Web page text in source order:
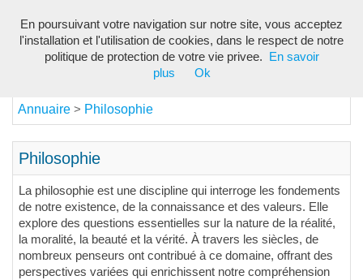
Annuaire > Philosophie
Philosophie
La philosophie est une discipline qui interroge les fondements
de notre existence, de la connaissance et des valeurs. Elle
explore des questions essentielles sur la nature de la réalité,
la moralité, la beauté et la vérité. À travers les siècles, de
nombreux penseurs ont contribué à ce domaine, offrant des
perspectives variées qui enrichissent notre compréhension
En poursuivant votre navigation sur notre site, vous acceptez
l'installation et l'utilisation de cookies, dans le respect de notre
politique de protection de votre vie privee.
En savoir
plus
Ok